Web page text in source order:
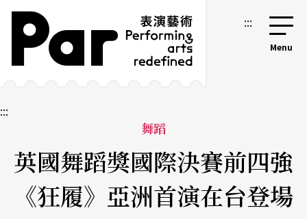
跳到主要內容區塊
網站導覽 :::
:::
舞蹈
英國舞蹈獎國際決賽前四強
《狂履》亞洲首演在台登場